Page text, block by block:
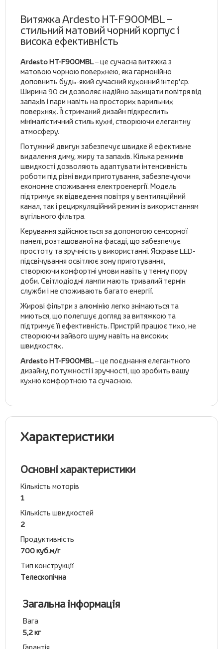
Витяжка Ardesto HT-F900MBL –
стильний матовий чорний корпус і
висока ефективність
Ardesto HT-F900MBL– це сучасна витяжка з
матовою чорною поверхнею, яка гармонійно
доповнить будь-який сучасний кухонний інтер'єр.
Ширина 90 см дозволяє надійно захищати повітря від
запахів і пари навіть на просторих варильних
поверхнях. Її стриманий дизайн підкреслить
мінімалістичний стиль кухні, створюючи елегантну
атмосферу.
Потужний двигун забезпечує швидке й ефективне
видалення диму, жиру та запахів. Кілька режимів
швидкості дозволяють адаптувати інтенсивність
роботи під різні види приготування, забезпечуючи
економне споживання електроенергії. Модель
підтримує як відведення повітря у вентиляційний
канал, так і рециркуляційний режим із використанням
вугільного фільтра.
Керування здійснюється за допомогою сенсорної
панелі, розташованої на фасаді, що забезпечує
простоту та зручність у використанні. Яскраве LED-
підсвічування освітлює зону приготування,
створюючи комфортні умови навіть у темну пору
доби. Світлодіодні лампи мають тривалий термін
служби і не споживають багато енергії.
Жирові фільтри з алюмінію легко знімаються та
миються, що полегшує догляд за витяжкою та
підтримує її ефективність. Пристрій працює тихо, не
створюючи зайвого шуму навіть на високих
швидкостях.
Ardesto HT-F900MBL– це поєднання елегантного
дизайну, потужності і зручності, що зробить вашу
кухню комфортною та сучасною.
Характеристики
Основні характеристики
Кількість моторів
1
Кількість швидкостей
2
Продуктивність
700 куб.м/г
Тип конструкції
Телескопічна
Загальна інформація
Вага
5,2 кг